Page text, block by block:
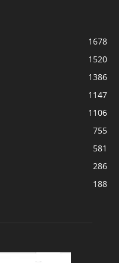
1678
1520
1386
1147
1106
755
581
286
188